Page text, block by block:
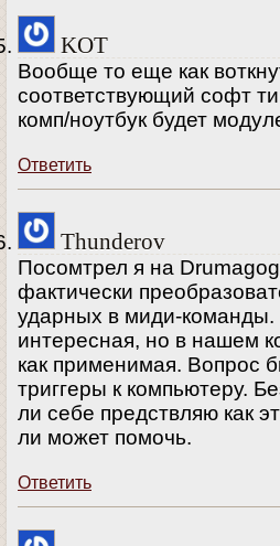
KOT
Вообще то еще как
соответствующий софт
комп/ноутбук будет
Ответить
Thunderov
Посомтрел я на
фактически
ударных в миди-
интересная, но в нашем
как применимая. Вопрос
триггеры к компьютеру.
ли себе предствляю как
ли может помочь.
Ответить